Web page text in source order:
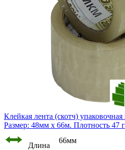
Клейкая лента (скотч)
Размер: 48мм х 66м. Плотность 47
Длина
66мм